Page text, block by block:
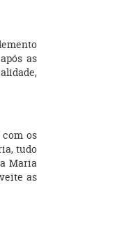
as
os
tudo
Maria
as